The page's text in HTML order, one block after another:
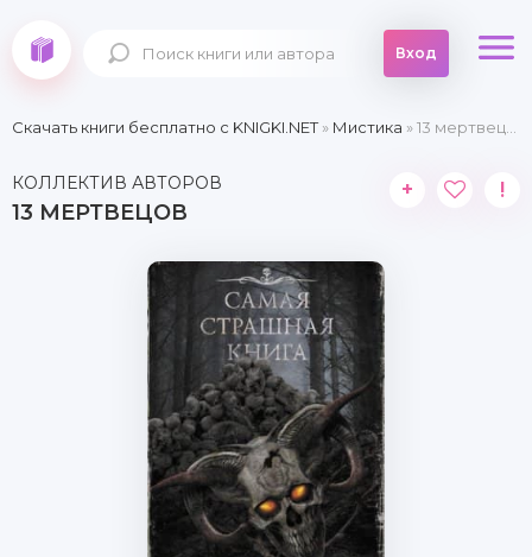
Вход
Скачать книги бесплатно c KNIGKI.NET» Мистика » 13 мертвецов
КОЛЛЕКТИВ АВТОРОВ
13 МЕРТВЕЦОВ
+ !